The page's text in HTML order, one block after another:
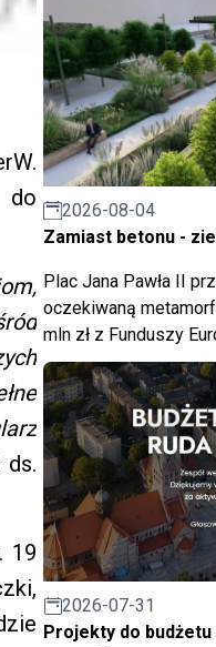
do
ds.
19
2026-08-04
Zamiast betonu -
Plac Jana Pawła II
oczekiwaną
mln zł z Funduszy
2026-07-31
Projekty do